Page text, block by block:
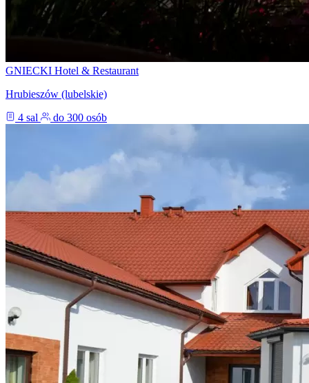
GNIECKI Hotel & Restaurant
Hrubieszów (lubelskie)
4 sal
do 300 osób